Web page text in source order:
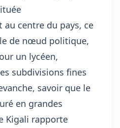
centre du pays, ce
de nœud politique,
un lycéen,
subdivisions fines
savoir que le
en grandes
Kigali rapporte